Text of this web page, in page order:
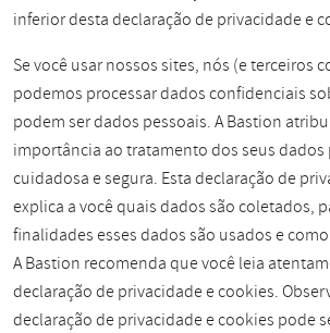
inferior desta declaração de privacidade e
Se você usar nossos sites, nós (e terceiros
podemos processar dados confidenciais
podem ser dados pessoais. A Bastion
importância ao tratamento dos seus dados
cuidadosa e segura. Esta declaração de
explica a você quais dados são coletados,
finalidades esses dados são usados e
A Bastion recomenda que você leia
declaração de privacidade e cookies.
declaração de privacidade e cookies pode